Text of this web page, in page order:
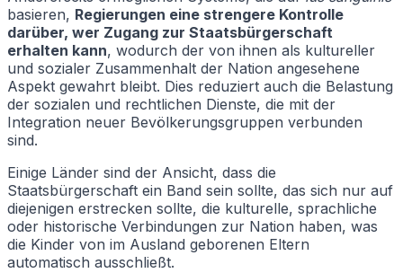
basieren, Regierungen eine strengere Kontrolle
darüber, wer Zugang zur Staatsbürgerschaft
erhalten kann, wodurch der von ihnen als kultureller
und sozialer Zusammenhalt der Nation angesehene
Aspekt gewahrt bleibt. Dies reduziert auch die Belastung
der sozialen und rechtlichen Dienste, die mit der
Integration neuer Bevölkerungsgruppen verbunden
sind.
Einige Länder sind der Ansicht, dass die
Staatsbürgerschaft ein Band sein sollte, das sich nur auf
diejenigen erstrecken sollte, die kulturelle, sprachliche
oder historische Verbindungen zur Nation haben, was
die Kinder von im Ausland geborenen Eltern
automatisch ausschließt.